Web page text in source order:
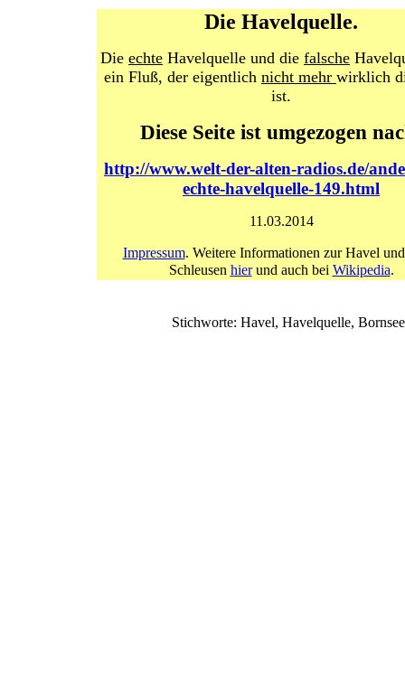
Die Havelquelle.
Die echte Havelquelle und die falsche
ein Fluß, der eigentlich nicht mehr wirklich
ist.
Diese Seite ist umgezogen
http://www.welt-der-alten-radios.de/
echte-havelquelle-149.html
11.03.2014
Impressum. Weitere Informationen zur Havel
Schleusen hierund auch bei Wikipedia.
Stichworte: Havel, Havelquelle,